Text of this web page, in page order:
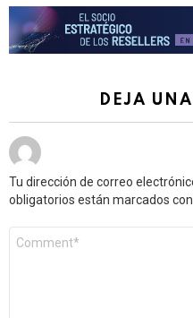
DEJA
Tu dirección de correo
obligatorios están marcados con